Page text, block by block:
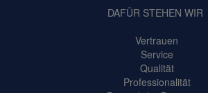
DAFÜR STEHEN WIR
Vertrauen
Service
Qualität
Professionalität